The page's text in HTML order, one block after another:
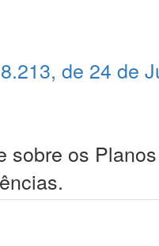
de 24 de
sobre os